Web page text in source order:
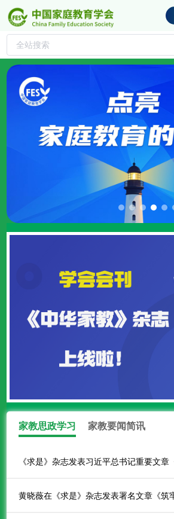
家教思政学习 家教要闻简讯